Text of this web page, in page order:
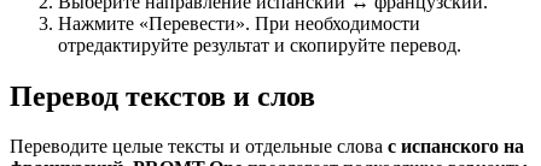
Нажмите «Перевести». При необходимости
отредактируйте результат и скопируйте перевод.
Перевод текстов и слов
Переводите целые тексты и отдельные слова с испанского на